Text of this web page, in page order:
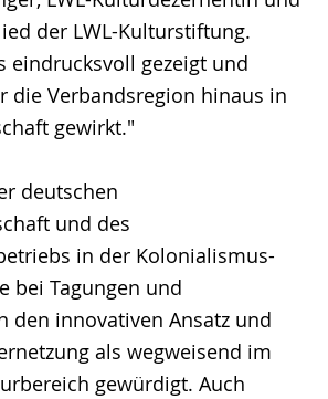
der LWL-Kulturstiftung.
eindrucksvoll gezeigt und
die Verbandsregion hinaus in
gewirkt."
deutschen
und des
in der Kolonialismus-
bei Tagungen und
den innovativen Ansatz und
als wegweisend im
gewürdigt. Auch